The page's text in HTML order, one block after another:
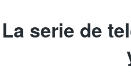
La serie de